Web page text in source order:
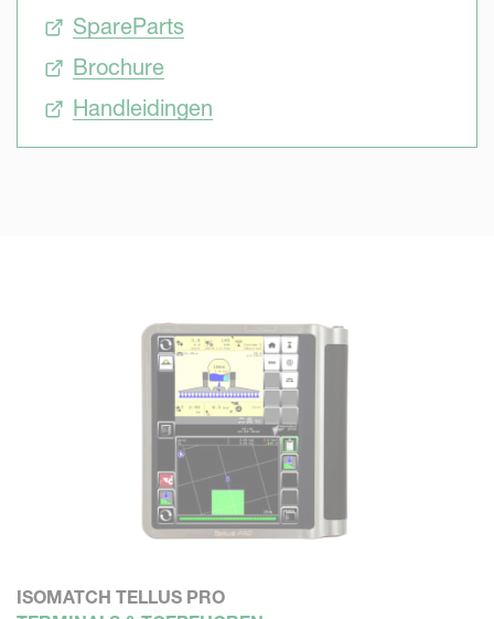
SpareParts
Brochure
Handleidingen
ISOMATCH TELLUS PRO